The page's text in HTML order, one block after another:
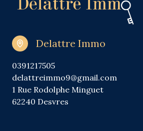
Delattre Immo
0391217505
delattreimmo9@gmail.com
1 Rue Rodolphe Minguet
62240 Desvres